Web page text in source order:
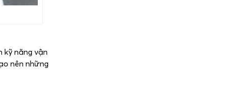
kỹ năng vận
nên những